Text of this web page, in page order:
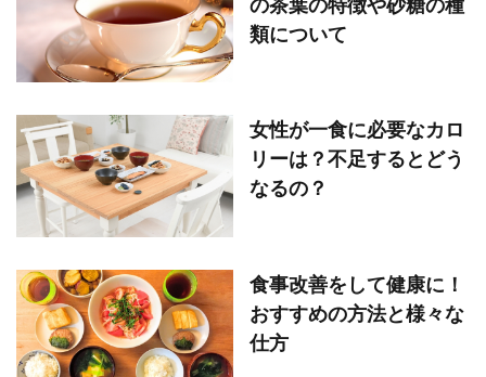
類について
女性が一食に必要なカロ
リーは？不足するとどう
なるの？
食事改善をして健康に！
おすすめの方法と様々な
仕方